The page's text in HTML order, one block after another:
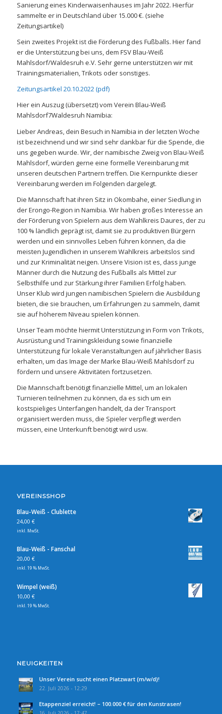
Sanierung eines Kinderwaisenhauses im Jahr 2022. Hierfür
sammelte er in Deutschland über 15.000 €. (siehe
Zeitungsartikel)
Sein zweites Projekt ist die Förderung des Fußballs. Hier fand
er die Unterstützung bei uns, dem FSV Blau-Weiß
Mahlsdorf/Waldesruh e.V. Sehr gerne unterstützen wir mit
Trainingsmaterialien, Trikots oder sonstiges.
Zeitungsartikel 20.10.2022 (pdf)
Hier ein Auszug (übersetzt) vom Verein Blau-Weiß
Mahlsdorf7Waldesruh Namibia:
Lieber Andreas, dein Besuch in Namibia in der letzten Woche
ist bezeichnend und wir sind sehr dankbar für die Spende, die
uns gegeben wurde. Wir, der namibische Zweig von Blau-Weiß
Mahlsdorf, würden gerne eine formelle Vereinbarung mit
unseren deutschen Partnern treffen. Die Kernpunkte dieser
Vereinbarung werden im Folgenden dargelegt.
Die Mannschaft hat ihren Sitz in Okombahe, einer Siedlung in
der Erongo-Region in Namibia. Wir haben großes Interesse an
der Förderung von Spielern aus dem Wahlkreis Daures, der zu
100 % ländlich geprägt ist, damit sie zu produktiven Bürgern
werden und ein sinnvolles Leben führen können, da die
meisten Jugendlichen in unserem Wahlkreis arbeitslos sind
und zur Kriminalität neigen. Unsere Vision ist es, dass junge
Männer durch die Nutzung des Fußballs als Mittel zur
Selbsthilfe und zur Stärkung ihrer Familien Erfolg haben.
Unser Klub wird jungen namibischen Spielern die Ausbildung
bieten, die sie brauchen, um Erfahrungen zu sammeln, damit
sie auf höherem Niveau spielen können.
Unser Team möchte hiermit Unterstützung in Form von Trikots,
Ausrüstung und Trainingskleidung sowie finanzielle
Unterstützung für lokale Veranstaltungen auf jährlicher Basis
erhalten, um das Image der Marke Blau-Weiß Mahlsdorf zu
fördern und unsere Aktivitäten fortzusetzen.
Die Mannschaft benötigt finanzielle Mittel, um an lokalen
Turnieren teilnehmen zu können, da es sich um ein
kostspieliges Unterfangen handelt, da der Transport
organisiert werden muss, die Spieler verpflegt werden
müssen, eine Unterkunft benötigt wird usw.
VEREINSSHOP
Blau-Weiß - Clublette
24,00 €
inkl. MwSt.
Blau-Weiß - Fanschal
20,00 €
inkl. 19 % MwSt.
Wimpel (weiß)
10,00 €
inkl. 19 % MwSt.
NEUIGKEITEN
Unser Verein sucht einen Platzwart (m/w/d)!
22. Juli 2026 - 12:29
Etappenziel erreicht! – 100.000 € für den Kunstrasen!